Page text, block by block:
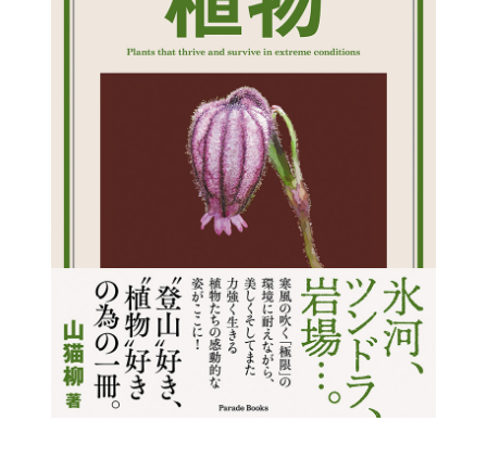
新刊・近刊のお知らせ
おすすめ！この一冊。
エッセイ・詩・ノンフィクション
生活・健康
論文・学術書・参考書